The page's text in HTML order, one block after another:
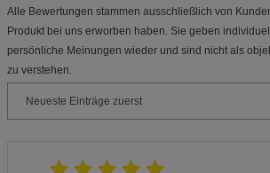
Alle Bewertungen stammen ausschließlich von
Produkt bei uns erworben haben. Sie geben
persönliche Meinungen wieder und sind nicht als
zu verstehen.